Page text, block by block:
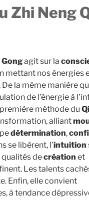
Zhi Neng
Gongagit sur la
mettant nos énergies
la même manière
de l’énergie à
méthode du
alliant
détermination,
se libèrent, l’intuition
qualités decréation et
Les talents
Enfin, elle convient
à tendance